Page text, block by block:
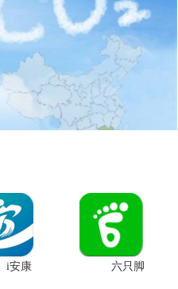
i安康 六只脚